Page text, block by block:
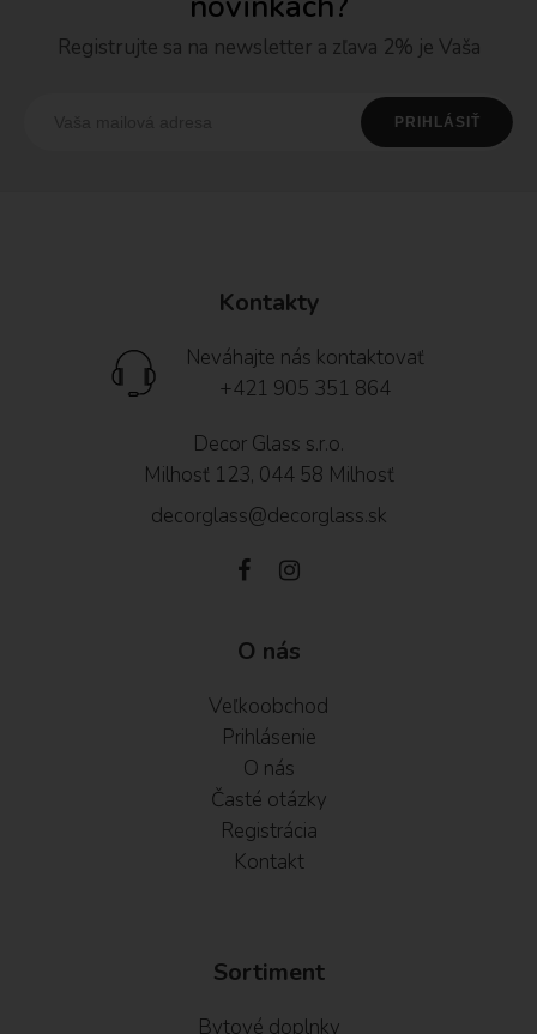
Registrujte sa na newsletter a zľava 2% je Vaša
Kontakty
Neváhajte nás kontaktovať
+421 905 351 864
Decor Glass s.r.o.
Milhosť 123, 044 58 Milhosť
decorglass@decorglass.sk
O nás
Veľkoobchod
Prihlásenie
O nás
Časté otázky
Registrácia
Kontakt
Sortiment
Bytové doplnky